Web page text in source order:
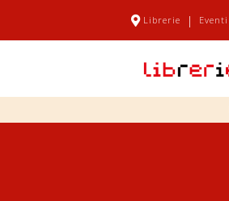
Librerie | Eventi